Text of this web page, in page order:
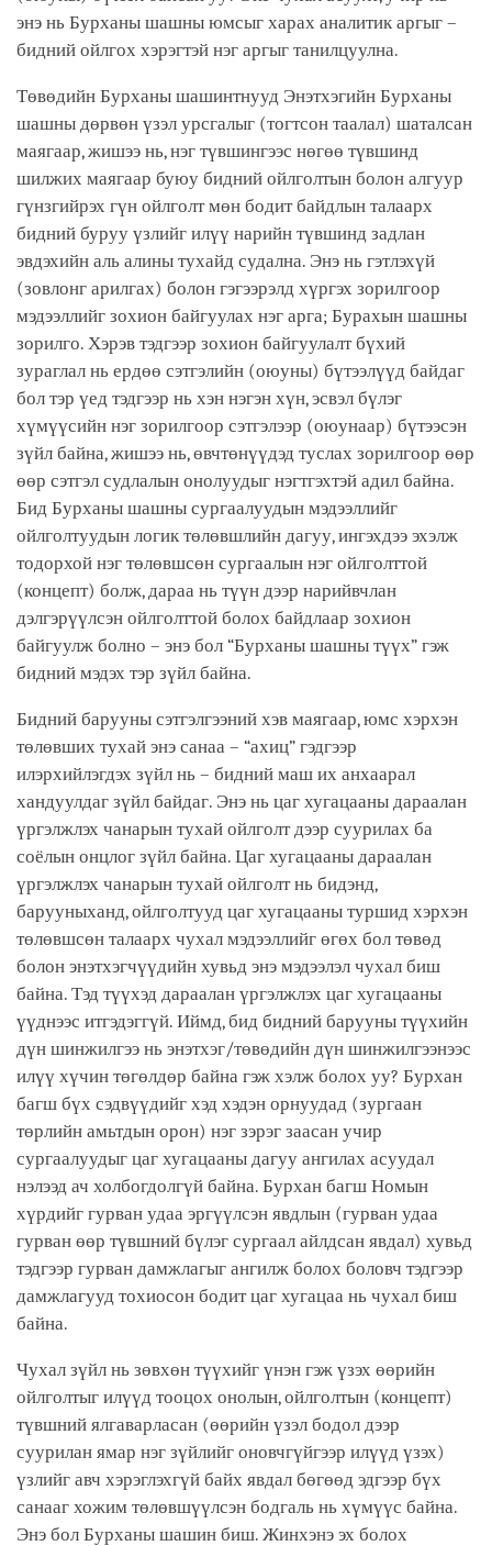
энэ нь Бурханы шашны юмсыг харах аналитик аргыг –
бидний ойлгох хэрэгтэй нэг аргыг танилцуулна.
Төвөдийн Бурханы шашинтнууд Энэтхэгийн Бурханы
шашны дөрвөн үзэл урсгалыг (тогтсон таалал) шаталсан
маягаар, жишээ нь, нэг түвшингээс нөгөө түвшинд
шилжих маягаар буюу бидний ойлголтын болон алгуур
гүнзгийрэх гүн ойлголт мөн бодит байдлын талаарх
бидний буруу үзлийг илүү нарийн түвшинд задлан
эвдэхийн аль алины тухайд судална. Энэ нь гэтлэхүй
(зовлонг арилгах) болон гэгээрэлд хүргэх зорилгоор
мэдээллийг зохион байгуулах нэг арга; Бурахын шашны
зорилго. Хэрэв тэдгээр зохион байгуулалт бүхий
зураглал нь ердөө сэтгэлийн (оюуны) бүтээлүүд байдаг
бол тэр үед тэдгээр нь хэн нэгэн хүн, эсвэл бүлэг
хүмүүсийн нэг зорилгоор сэтгэлээр (оюунаар) бүтээсэн
зүйл байна, жишээ нь, өвчтөнүүдэд туслах зорилгоор өөр
өөр сэтгэл судлалын онолуудыг нэгтгэхтэй адил байна.
Бид Бурханы шашны сургаалуудын мэдээллийг
ойлголтуудын логик төлөвшлийн дагуу, ингэхдээ эхэлж
тодорхой нэг төлөвшсөн сургаалын нэг ойлголттой
(концепт) болж, дараа нь түүн дээр нарийвчлан
дэлгэрүүлсэн ойлголттой болох байдлаар зохион
байгуулж болно – энэ бол “Бурханы шашны түүх” гэж
бидний мэдэх тэр зүйл байна.
Бидний барууны сэтгэлгээний хэв маягаар, юмс хэрхэн
төлөвших тухай энэ санаа – “ахиц” гэдгээр
илэрхийлэгдэх зүйл нь – бидний маш их анхаарал
хандуулдаг зүйл байдаг. Энэ нь цаг хугацааны дараалан
үргэлжлэх чанарын тухай ойлголт дээр суурилах ба
соёлын онцлог зүйл байна. Цаг хугацааны дараалан
үргэлжлэх чанарын тухай ойлголт нь бидэнд,
барууныханд, ойлголтууд цаг хугацааны туршид хэрхэн
төлөвшсөн талаарх чухал мэдээллийг өгөх бол төвөд
болон энэтхэгчүүдийн хувьд энэ мэдээлэл чухал биш
байна. Тэд түүхэд дараалан үргэлжлэх цаг хугацааны
үүднээс итгэдэггүй. Иймд, бид бидний барууны түүхийн
дүн шинжилгээ нь энэтхэг/төвөдийн дүн шинжилгээнээс
илүү хүчин төгөлдөр байна гэж хэлж болох уу? Бурхан
багш бүх сэдвүүдийг хэд хэдэн орнуудад (зургаан
төрлийн амьтдын орон) нэг зэрэг заасан учир
сургаалуудыг цаг хугацааны дагуу ангилах асуудал
нэлээд ач холбогдолгүй байна. Бурхан багш Номын
хүрдийг гурван удаа эргүүлсэн явдлын (гурван удаа
гурван өөр түвшний бүлэг сургаал айлдсан явдал) хувьд
тэдгээр гурван дамжлагыг ангилж болох боловч тэдгээр
дамжлагууд тохиосон бодит цаг хугацаа нь чухал биш
байна.
Чухал зүйл нь зөвхөн түүхийг үнэн гэж үзэх өөрийн
ойлголтыг илүүд тооцох онолын, ойлголтын (концепт)
түвшний ялгаварласан (өөрийн үзэл бодол дээр
суурилан ямар нэг зүйлийг оновчгүйгээр илүүд үзэх)
үзлийг авч хэрэглэхгүй байх явдал бөгөөд эдгээр бүх
санааг хожим төлөвшүүлсэн бодгаль нь хүмүүс байна.
Энэ бол Бурханы шашин биш. Жинхэнэ эх болох